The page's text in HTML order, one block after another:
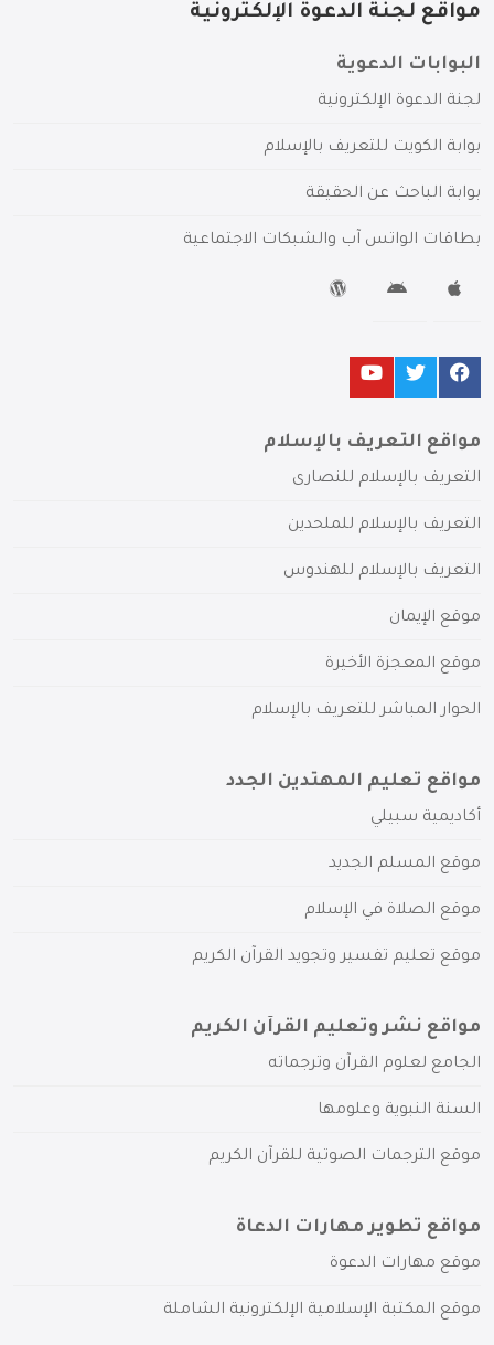
مواقع لجنة الدعوة الإلكترونية
البوابات الدعوية
لجنة الدعوة الإلكترونية
بوابة الكويت للتعريف بالإسلام
بوابة الباحث عن الحقيقة
بطاقات الواتس آب والشبكات الاجتماعية
مواقع التعريف بالإسلام
التعريف بالإسلام للنصارى
التعريف بالإسلام للملحدين
التعريف بالإسلام للهندوس
موقع الإيمان
موقع المعجزة الأخيرة
الحوار المباشر للتعريف بالإسلام
مواقع تعليم المهتدين الجدد
أكاديمية سبيلي
موقع المسلم الجديد
موقع الصلاة في الإسلام
موقع تعليم تفسير وتجويد القرآن الكريم
مواقع نشر وتعليم القرآن الكريم
الجامع لعلوم القرآن وترجماته
السنة النبوية وعلومها
موقع الترجمات الصوتية للقرآن الكريم
مواقع تطوير مهارات الدعاة
موقع مهارات الدعوة
موقع المكتبة الإسلامية الإلكترونية الشاملة